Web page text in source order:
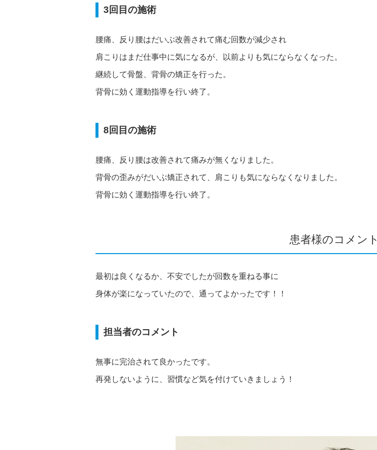
3回目の施術
腰痛、反り腰はだいぶ改善されて痛む回数が減少され
肩こりはまだ仕事中に気になるが、以前よりも気にならなくなった。
継続して骨盤、背骨の矯正を行った。
背骨に効く運動指導を行い終了。
8回目の施術
腰痛、反り腰は改善されて痛みが無くなりました。
背骨の歪みがだいぶ矯正されて、肩こりも気にならなくなりました。
背骨に効く運動指導を行い終了。
患者様のコメント
最初は良くなるか、不安でしたが回数を重ねる事に
身体が楽になっていたので、通ってよかったです！！
担当者のコメント
無事に完治されて良かったです。
再発しないように、習慣など気を付けていきましょう！